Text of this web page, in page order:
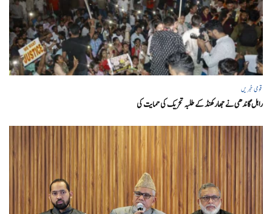
قومی خبریں
راہل گاندھی نے جھارکھنڈ کے طلبہ تحریک کی حمایت کی